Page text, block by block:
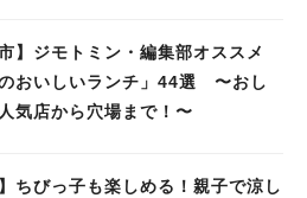
市】ジモトミン・編集部オススメ
のおいしいランチ」44選 〜おし
気店から穴場まで！〜
】ちびっ子も楽しめる！親子で涼し